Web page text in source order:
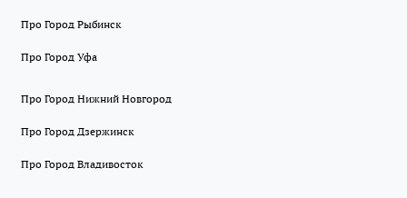
Про Город Рыбинск
Про Город Уфа
Про Город Нижний Новгород
Про Город Дзержинск
Про Город Владивосток